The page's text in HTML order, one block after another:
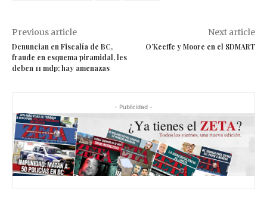
Previous article
Denuncian en Fiscalía de BC,
fraude en esquema piramidal, les
deben 11 mdp; hay amenazas
Next article
O’Keeffe y Moore en el SDMART
- Publicidad -